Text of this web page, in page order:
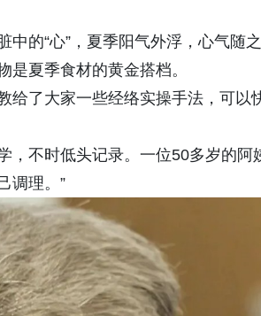
中的“心”，夏季阳气外浮，心气随
是夏季食材的黄金搭档。
给了大家一些经络实操手法，可
，不时低头记录。一位50多岁的阿
调理。”